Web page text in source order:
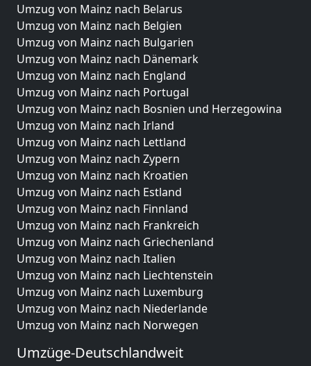
Umzug von Mainz nach Belarus
Umzug von Mainz nach Belgien
Umzug von Mainz nach Bulgarien
Umzug von Mainz nach Dänemark
Umzug von Mainz nach England
Umzug von Mainz nach Portugal
Umzug von Mainz nach Bosnien und Herzegowina
Umzug von Mainz nach Irland
Umzug von Mainz nach Lettland
Umzug von Mainz nach Zypern
Umzug von Mainz nach Kroatien
Umzug von Mainz nach Estland
Umzug von Mainz nach Finnland
Umzug von Mainz nach Frankreich
Umzug von Mainz nach Griechenland
Umzug von Mainz nach Italien
Umzug von Mainz nach Liechtenstein
Umzug von Mainz nach Luxemburg
Umzug von Mainz nach Niederlande
Umzug von Mainz nach Norwegen
Umzüge-Deutschlandweit